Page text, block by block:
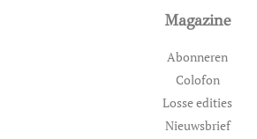
Magazine
Abonneren
Colofon
Losse edities
Nieuwsbrief